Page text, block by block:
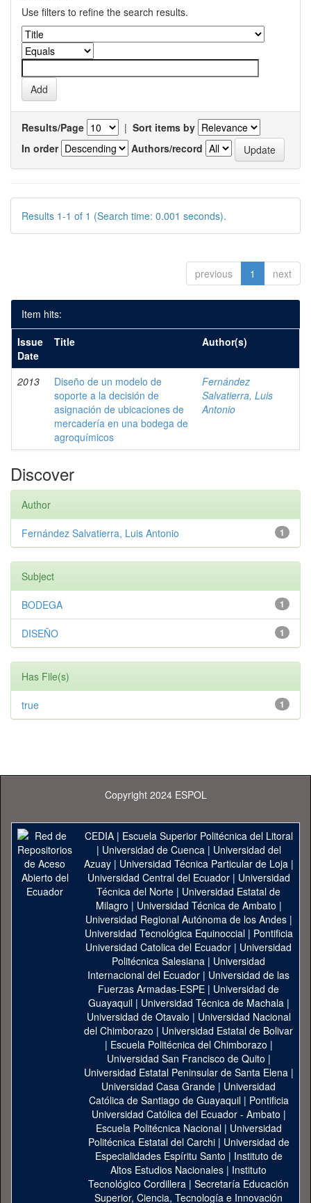
Use filters to refine the search results.
Results/Page | Sort items by
In order
Authors/record
Results 1-1 of 1 (Search time: 0.001 seconds).
previous 1 next
Item hits:
Issue
Date
Title Author(s)
2013
Diseño de un modelo de
soporte a la decisión de
asignación de ubicaciones de
mercadería en una bodega de
agroquímicos
Fernández
Salvatierra, Luis
Antonio
Discover
Author
1
Fernández Salvatierra, Luis Antonio
Subject
1
BODEGA
1
DISEÑO
Has File(s)
1
true
Copyright 2024 ESPOL
CEDIA| Escuela Superior Politécnica del Litoral
| Universidad de Cuenca| Universidad del
Azuay| Universidad Técnica Particular de Loja|
Universidad Central del Ecuador| Universidad
Técnica del Norte | Universidad Estatal de
Milagro | Universidad Técnica de Ambato |
Universidad Regional Autónoma de los Andes|
Universidad Tecnológica Equinoccial| Pontificia
Universidad Catolica del Ecuador | Universidad
Politécnica Salesiana | Universidad
Internacional del Ecuador | Universidad de las
Fuerzas Armadas-ESPE | Universidad de
Guayaquil| Universidad Técnica de Machala|
Universidad de Otavalo | Universidad Nacional
del Chimborazo | Universidad Estatal de Bolivar
| Escuela Politécnica del Chimborazo |
Universidad San Francisco de Quito |
Universidad Estatal Peninsular de Santa Elena|
Universidad Casa Grande | Universidad
Católica de Santiago de Guayaquil| Pontificia
Universidad Católica del Ecuador - Ambato |
Escuela Politécnica Nacional| Universidad
Politécnica Estatal del Carchi| Universidad de
Especialidades Espíritu Santo | Instituto de
Altos Estudios Nacionales | Instituto
Tecnológico Cordillera | Secretaría Educación
Superior, Ciencia, Tecnología e Innovación